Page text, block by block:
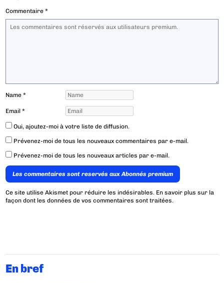
Commentaire*
Name*
Email*
Oui, ajoutez-moi à votre liste de diffusion.
Prévenez-moi de tous les nouveaux commentaires par e-mail.
Prévenez-moi de tous les nouveaux articles par e-mail.
Les commentaires sont reservés aux Abonnés premium
Ce site utilise Akismet pour réduire les indésirables. En savoir plus sur la
façon dont les données de vos commentaires sont traitées.
En bref